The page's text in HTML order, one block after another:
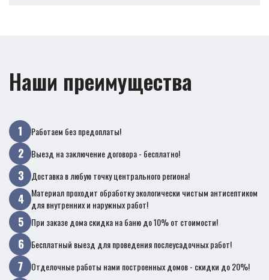
Наши преимущества
Работаем без предоплаты!
Выезд на заключение договора - бесплатно!
Доставка в любую точку центрального региона!
Материал проходит обработку экологически чистым антисептиком
для внутренних и наружных работ!
При заказе дома скидка на баню до 10% от стоимости!
Бесплатный выезд для проведения послеусадочных работ!
Отделочные работы нами построенных домов - скидки до 20%!